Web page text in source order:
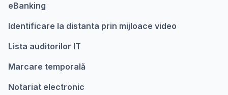
eBanking
Identificare la distanta prin mijloace video
Lista auditorilor IT
Marcare temporalǎ
Notariat electronic